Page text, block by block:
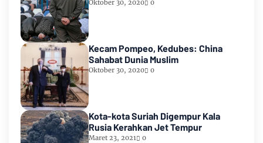
Oktober 30, 2020 0
Kecam Pompeo, Kedubes: China
Sahabat Dunia Muslim
Oktober 30, 2020 0
Kota-kota Suriah Digempur Kala
Rusia Kerahkan Jet Tempur
Maret 23, 2021 0